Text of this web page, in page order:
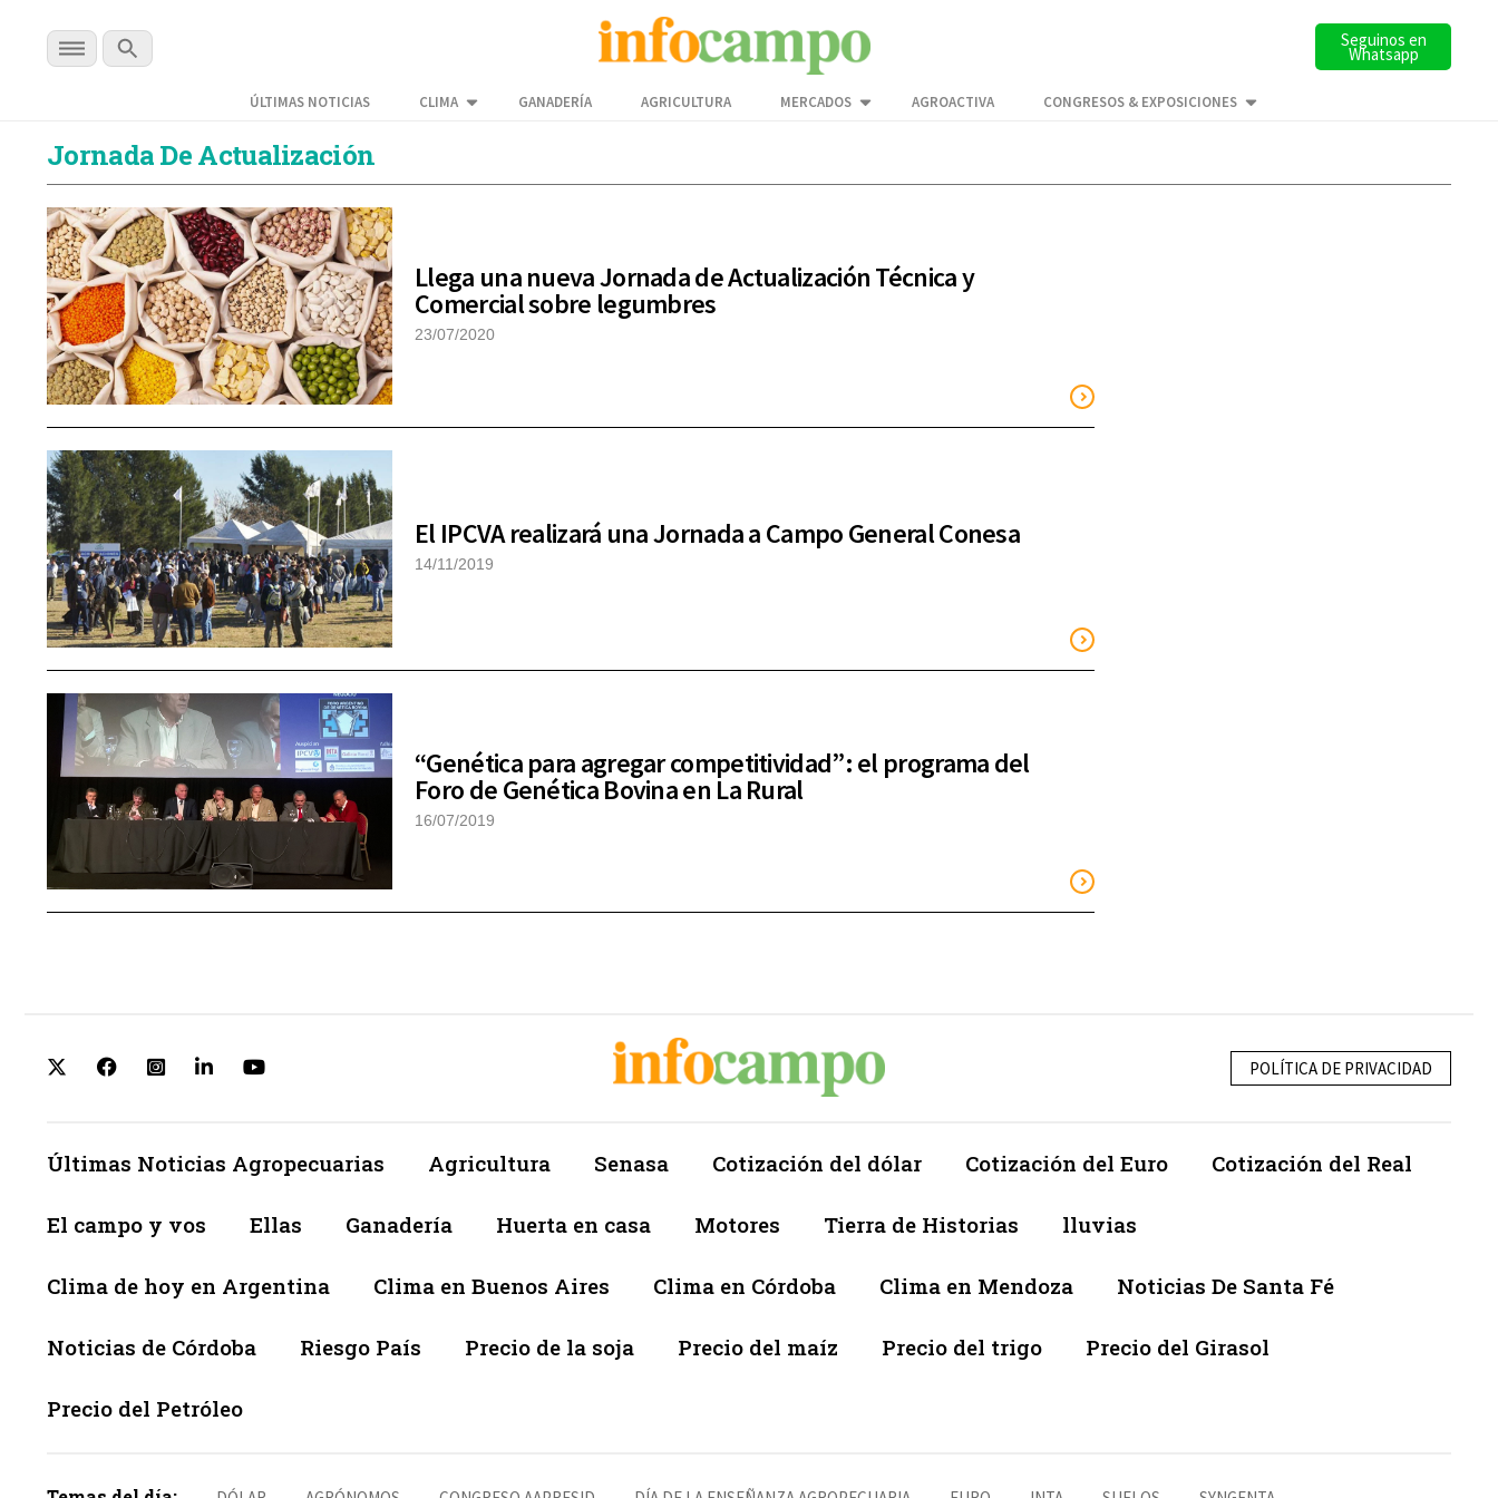
Seguinos en
Whatsapp
ÚLTIMAS NOTICIAS CLIMA GANADERÍA AGRICULTURA MERCADOS AGROACTIVA CONGRESOS & EXPOSICIONES
Jornada De Actualización
Llega una nueva Jornada de Actualización Técnica y
Comercial sobre legumbres
23/07/2020
El IPCVA realizará una Jornada a Campo General Conesa
14/11/2019
“Genética para agregar competitividad”: el programa del
Foro de Genética Bovina en La Rural
16/07/2019
POLÍTICA DE PRIVACIDAD
Últimas Noticias Agropecuarias Agricultura Senasa Cotización del dólar Cotización del Euro Cotización del Real
El campo y vos Ellas Ganadería Huerta en casa Motores Tierra de Historias lluvias
Clima de hoy en Argentina Clima en Buenos Aires Clima en Córdoba Clima en Mendoza Noticias De Santa Fé
Noticias de Córdoba Riesgo País Precio de la soja Precio del maíz Precio del trigo Precio del Girasol
Precio del Petróleo